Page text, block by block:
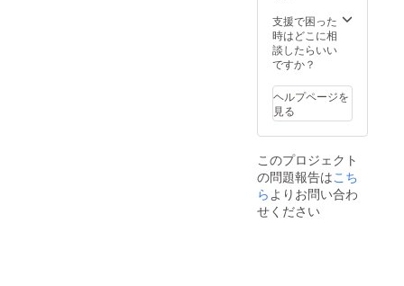
支援で困った
時はどこに相
談したらいい
ですか？
ヘルプページを
見る
このプロジェクト
の問題報告はこち
ら よりお問い合わ
せください